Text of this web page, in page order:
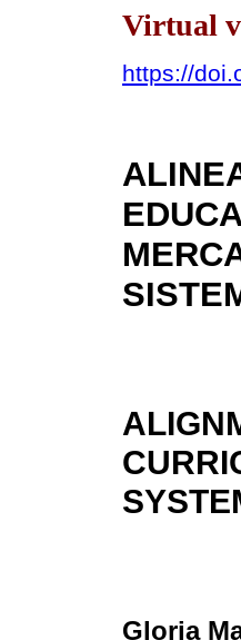
Virtual
https://
Gloria